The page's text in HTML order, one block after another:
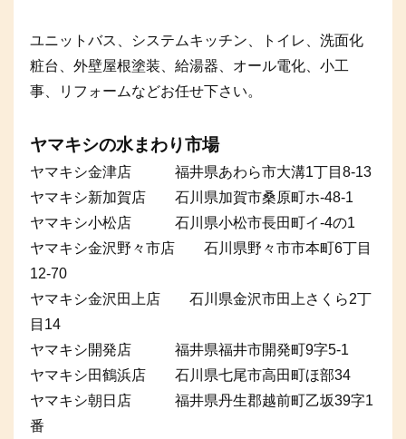
ユニットバス、システムキッチン、トイレ、洗面化
粧台、外壁屋根塗装、給湯器、オール電化、小工
事、リフォームなどお任せ下さい。
ヤマキシの水まわり市場
ヤマキシ金津店 福井県あわら市大溝1丁目8-13
ヤマキシ新加賀店 石川県加賀市桑原町ホ-48-1
ヤマキシ小松店 石川県小松市長田町イ-4の1
ヤマキシ金沢野々市店 石川県野々市市本町6丁目
12-70
ヤマキシ金沢田上店 石川県金沢市田上さくら2丁
目14
ヤマキシ開発店 福井県福井市開発町9字5-1
ヤマキシ田鶴浜店 石川県七尾市高田町ほ部34
ヤマキシ朝日店 福井県丹生郡越前町乙坂39字1
番